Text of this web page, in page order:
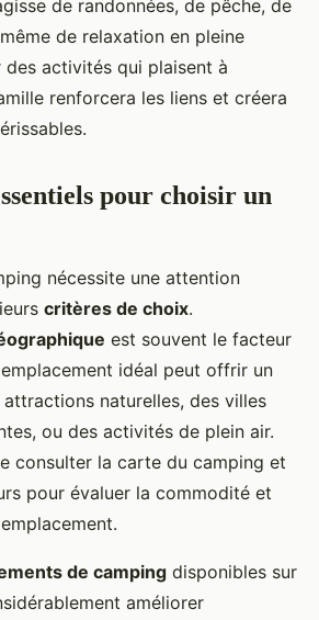
de randonnées, de pêche, de
de relaxation en pleine
activités qui plaisent à
renforcera les liens et créera
pour choisir un
nécessite une attention
critères de choix.
est souvent le facteur
idéal peut offrir un
naturelles, des villes
ou des activités de plein air.
consulter la carte du camping et
pour évaluer la commodité et
de camping disponibles sur
améliorer